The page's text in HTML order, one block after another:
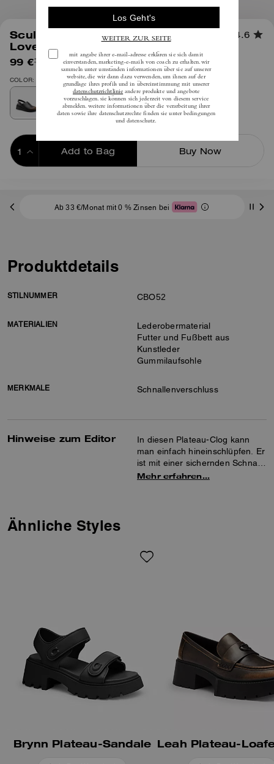
Sculpted C Plateau-Clog Aus
Loved Leather
4.6
99 €195 € (49%)inkl. MwSt.
COLOR: Schwarz
Add to Bag Buy Now
Ab 33 €/Monat mit 0 % Zinsen bei
Produktdetails
STILNUMMER CBO52
MATERIALIEN
Lederobermaterial
Futter und Fußbett aus
Kunstleder
Gummilaufsohle
MERKMALE Schnallenverschluss
Hinweise zum Editor
In diesen Plateau-Clog kann
man einfach hineinschlüpfen. Er
ist mit einer sichernden Schnalle
am Fersenriemen versehen und
gepolsterte Fußbett, die
Mehr erfahren…
Ähnliche Styles
Brynn Plateau-Sandale